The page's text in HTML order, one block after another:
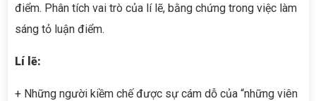
điểm. Phân tích vai trò của lí lẽ, bằng chứng trong việc làm
sáng tỏ luận điểm.
Lí lẽ:
+ Những người kiềm chế được sự cám dỗ của “những viên